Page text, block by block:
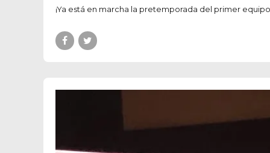
¡Ya está en marcha la pretemporada del primer